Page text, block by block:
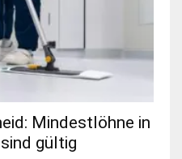
Mindestlöhne in
gültig